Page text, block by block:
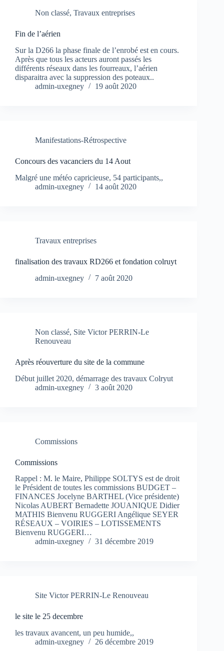
Non classé, Travaux entreprises
Fin de l’aérien
Sur la D266 la phase finale de l’enrobé est en cours.
Après que tous les acteurs auront passés les
différents réseaux dans les fourreaux, l’aérien
disparaitra avec la suppression des poteaux..
admin-uxegney
19 août 2020
Manifestations-Rétrospective
Concours des vacanciers du 14 Aout
Malgré une météo capricieuse, 54 participants,,
admin-uxegney
14 août 2020
Travaux entreprises
finalisation des travaux RD266 et fondation colruyt
admin-uxegney
7 août 2020
Non classé, Site Victor PERRIN-Le
Renouveau
Après réouverture du site de la commune
Début juillet 2020, démarrage des travaux Colryut
admin-uxegney
3 août 2020
Commissions
Commissions
Rappel : M. le Maire, Philippe SOLTYS est de droit
le Président de toutes les commissions BUDGET –
FINANCES Jocelyne BARTHEL (Vice présidente)
Nicolas AUBERT Bernadette JOUANIQUE Didier
MATHIS Bienvenu RUGGERI Angélique SEYER
RÉSEAUX – VOIRIES – LOTISSEMENTS
Bienvenu RUGGERI…
admin-uxegney
31 décembre 2019
Site Victor PERRIN-Le Renouveau
le site le 25 decembre
les travaux avancent, un peu humide,,
admin-uxegney
26 décembre 2019